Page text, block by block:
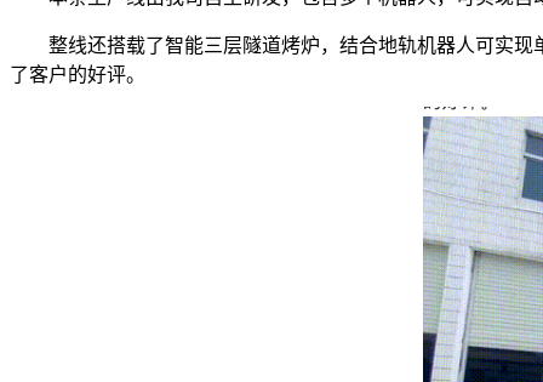
整线还搭载了智能三层隧道烤炉，结合地轨机器人可实
了客户的好评。